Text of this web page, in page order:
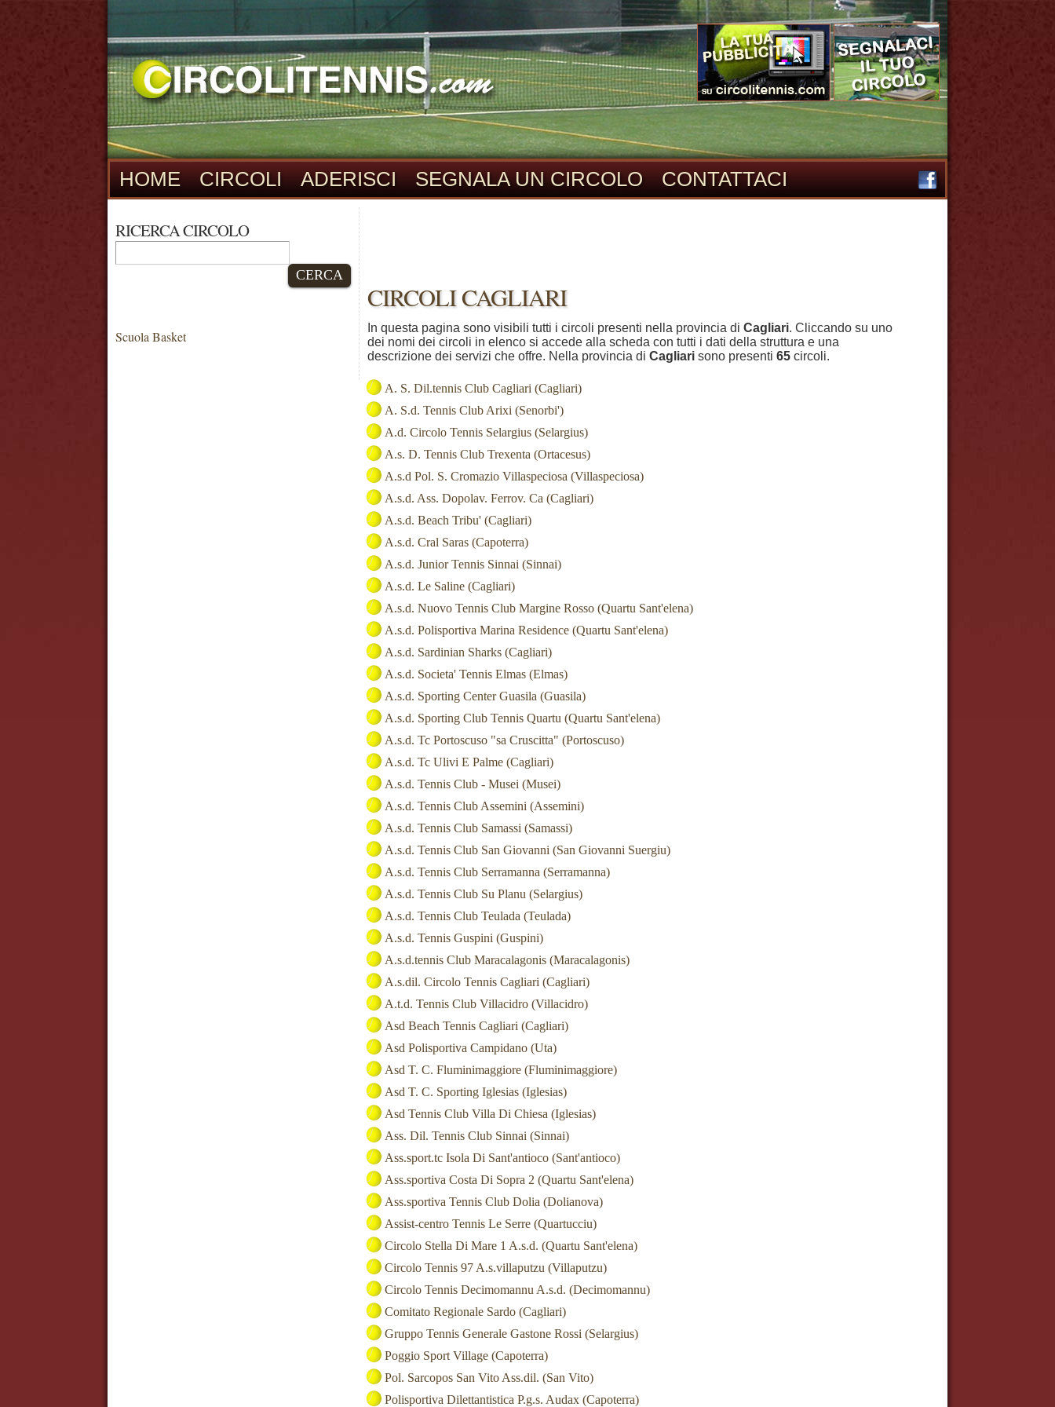
HOME CIRCOLI ADERISCI SEGNALA UN CIRCOLO CONTATTACI
RICERCA CIRCOLO
CERCA
Scuola Basket
CIRCOLI CAGLIARI
In questa pagina sono visibili tutti i circoli presenti nella provincia di Cagliari. Cliccando su uno
dei nomi dei circoli in elenco si accede alla scheda con tutti i dati della struttura e una
descrizione dei servizi che offre. Nella provincia di Cagliari sono presenti 65 circoli.
A. S. Dil.tennis Club Cagliari (Cagliari)
A. S.d. Tennis Club Arixi (Senorbi')
A.d. Circolo Tennis Selargius (Selargius)
A.s. D. Tennis Club Trexenta (Ortacesus)
A.s.d Pol. S. Cromazio Villaspeciosa (Villaspeciosa)
A.s.d. Ass. Dopolav. Ferrov. Ca (Cagliari)
A.s.d. Beach Tribu' (Cagliari)
A.s.d. Cral Saras (Capoterra)
A.s.d. Junior Tennis Sinnai (Sinnai)
A.s.d. Le Saline (Cagliari)
A.s.d. Nuovo Tennis Club Margine Rosso (Quartu Sant'elena)
A.s.d. Polisportiva Marina Residence (Quartu Sant'elena)
A.s.d. Sardinian Sharks (Cagliari)
A.s.d. Societa' Tennis Elmas (Elmas)
A.s.d. Sporting Center Guasila (Guasila)
A.s.d. Sporting Club Tennis Quartu (Quartu Sant'elena)
A.s.d. Tc Portoscuso "sa Cruscitta" (Portoscuso)
A.s.d. Tc Ulivi E Palme (Cagliari)
A.s.d. Tennis Club - Musei (Musei)
A.s.d. Tennis Club Assemini (Assemini)
A.s.d. Tennis Club Samassi (Samassi)
A.s.d. Tennis Club San Giovanni (San Giovanni Suergiu)
A.s.d. Tennis Club Serramanna (Serramanna)
A.s.d. Tennis Club Su Planu (Selargius)
A.s.d. Tennis Club Teulada (Teulada)
A.s.d. Tennis Guspini (Guspini)
A.s.d.tennis Club Maracalagonis (Maracalagonis)
A.s.dil. Circolo Tennis Cagliari (Cagliari)
A.t.d. Tennis Club Villacidro (Villacidro)
Asd Beach Tennis Cagliari (Cagliari)
Asd Polisportiva Campidano (Uta)
Asd T. C. Fluminimaggiore (Fluminimaggiore)
Asd T. C. Sporting Iglesias (Iglesias)
Asd Tennis Club Villa Di Chiesa (Iglesias)
Ass. Dil. Tennis Club Sinnai (Sinnai)
Ass.sport.tc Isola Di Sant'antioco (Sant'antioco)
Ass.sportiva Costa Di Sopra 2 (Quartu Sant'elena)
Ass.sportiva Tennis Club Dolia (Dolianova)
Assist-centro Tennis Le Serre (Quartucciu)
Circolo Stella Di Mare 1 A.s.d. (Quartu Sant'elena)
Circolo Tennis 97 A.s.villaputzu (Villaputzu)
Circolo Tennis Decimomannu A.s.d. (Decimomannu)
Comitato Regionale Sardo (Cagliari)
Gruppo Tennis Generale Gastone Rossi (Selargius)
Poggio Sport Village (Capoterra)
Pol. Sarcopos San Vito Ass.dil. (San Vito)
Polisportiva Dilettantistica P.g.s. Audax (Capoterra)